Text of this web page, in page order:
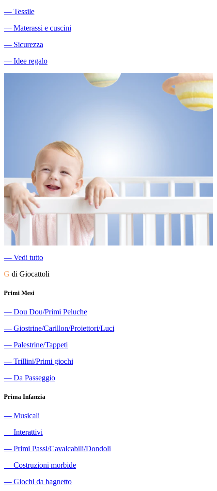
― Tessile
― Materassi e cuscini
― Sicurezza
― Idee regalo
― Vedi tutto
G di Giocattoli
Primi Mesi
― Dou Dou/Primi Peluche
― Giostrine/Carillon/Proiettori/Luci
― Palestrine/Tappeti
― Trillini/Primi giochi
― Da Passeggio
Prima Infanzia
― Musicali
― Interattivi
― Primi Passi/Cavalcabili/Dondoli
― Costruzioni morbide
― Giochi da bagnetto